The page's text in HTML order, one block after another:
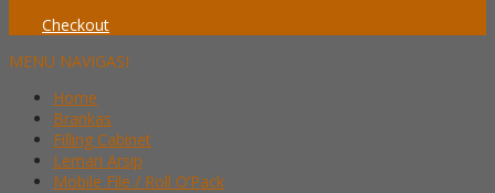
Checkout
MENU NAVIGASI
Home
Brankas
Filling Cabinet
Lemari Arsip
Mobile File / Roll O’Pack